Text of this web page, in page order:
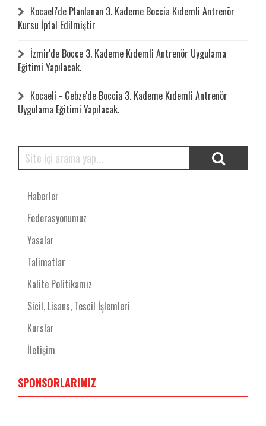
Kocaeli'de Planlanan 3. Kademe Boccia Kıdemli Antrenör
Kursu İptal Edilmiştir
İzmir'de Bocce 3. Kademe Kıdemli Antrenör Uygulama
Eğitimi Yapılacak.
Kocaeli - Gebze'de Boccia 3. Kademe Kıdemli Antrenör
Uygulama Eğitimi Yapılacak.
Haberler
Federasyonumuz
Yasalar
Talimatlar
Kalite Politikamız
Sicil, Lisans, Tescil İşlemleri
Kurslar
İletişim
SPONSORLARIMIZ